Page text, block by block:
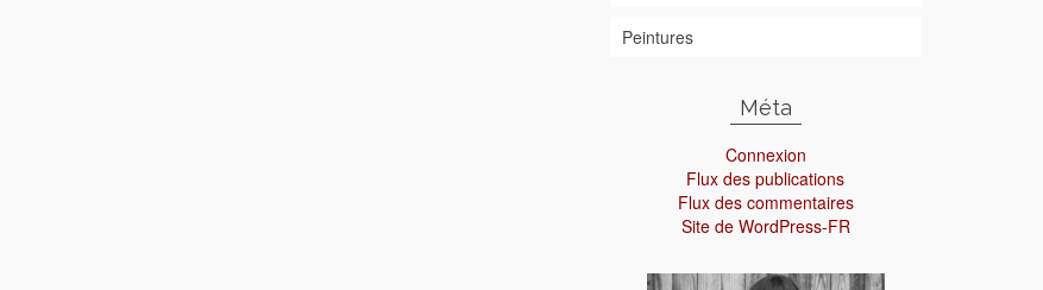
Peintures
Méta
Connexion
Flux des publications
Flux des commentaires
Site de WordPress-FR